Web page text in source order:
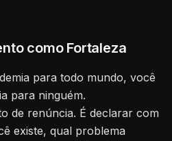
como Fortaleza
para todo mundo, você
para ninguém.
de renúncia. É declarar com
existe, qual problema